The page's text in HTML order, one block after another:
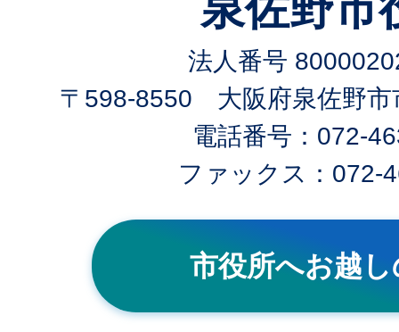
法人番号
〒598-8550 大阪府泉佐野市
電話番号：072-
ファックス：072-
市役所へお越